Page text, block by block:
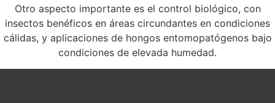
Otro aspecto importante es el control biológico, con
insectos benéficos en áreas circundantes en condiciones
cálidas, y aplicaciones de hongos entomopatógenos bajo
condiciones de elevada humedad.